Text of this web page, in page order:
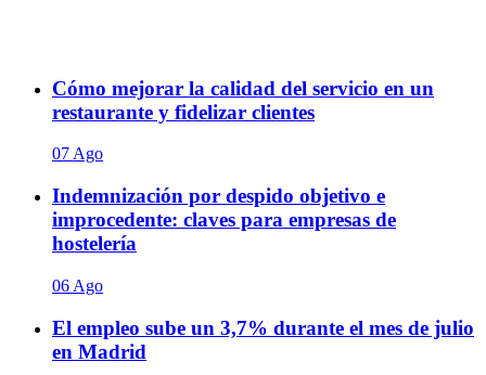
Cómo mejorar la calidad del servicio en un
restaurante y fidelizar clientes
07 Ago
Indemnización por despido objetivo e
improcedente: claves para empresas de
hostelería
06 Ago
El empleo sube un 3,7% durante el mes de julio
en Madrid